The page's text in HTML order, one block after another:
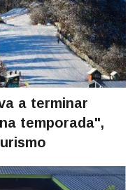
a terminar
temporada",